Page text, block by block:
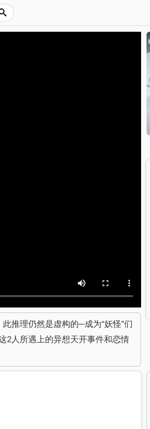
推理仍然是虚构的─成为“妖怪”们
2人所遇上的异想天开事件和恋情